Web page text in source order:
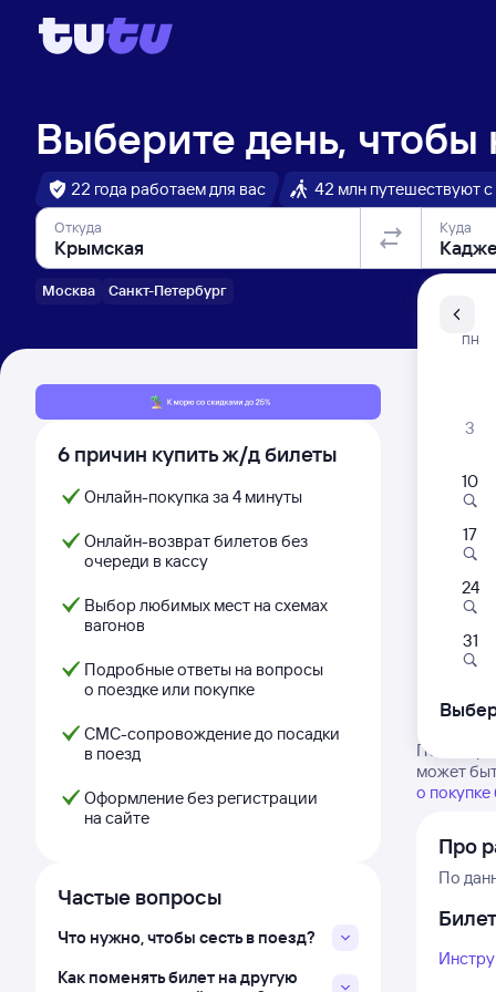
Выберите день, чтобы
22 года работаем для вас 42 млн путешествуют
Откуда
Москва Санкт-Петербург
Куда
6 причин купить ж/д билеты
Онлайн-покупка за 4 минуты
Онлайн-возврат билетов без
очереди в кассу
Выбор любимых мест на схемах
вагонов
Подробные ответы на вопросы
о поездке или покупке
СМС-сопровождение до посадки
в поезд
Оформление без регистрации
на сайте
Частые вопросы
Что нужно, чтобы сесть в поезд?
Как поменять билет на другую
может
о
Про
По
ПН
3
10
17
24
31